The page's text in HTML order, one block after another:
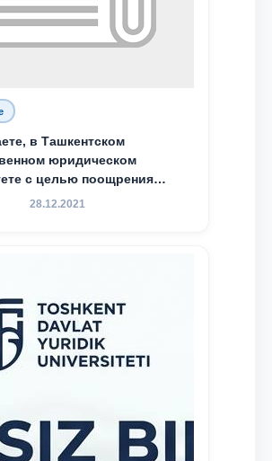
в Ташкентском
юридическом
с целью поощрения
активных и
28.12.2021